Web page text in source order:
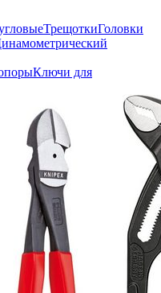
ТрещоткиГоловки
Ключи для